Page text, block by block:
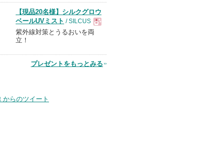
品
【現品20名様】シルクグロウ
ベールUVミスト / SILCUS
現
品
紫外線対策とうるおいを両
立！
プレゼントをもっとみる
からのツイート